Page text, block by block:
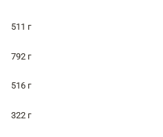
511 г
792 г
516 г
322 г